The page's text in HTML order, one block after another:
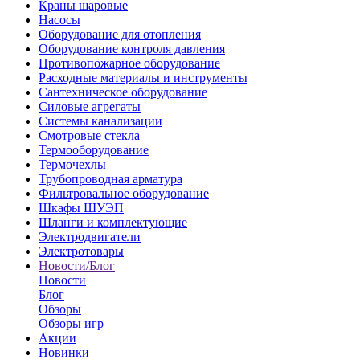
Краны шаровые
Насосы
Оборудование для отопления
Оборудование контроля давления
Противопожарное оборудование
Расходные материалы и инструменты
Сантехническое оборудование
Силовые агрегаты
Системы канализации
Смотровые стекла
Термооборудование
Термочехлы
Трубопроводная арматура
Фильтровальное оборудование
Шкафы ШУЭП
Шланги и комплектующие
Электродвигатели
Электротовары
Новости/Блог
Новости
Блог
Обзоры
Обзоры игр
Акции
Новинки